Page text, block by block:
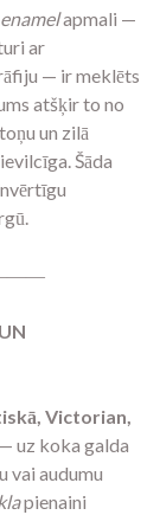
enamelapmali —
ar
— ir meklēts
atšķir to no
un zilā
Šāda
Victorian,
uz koka galda
vai audumu
pienaini